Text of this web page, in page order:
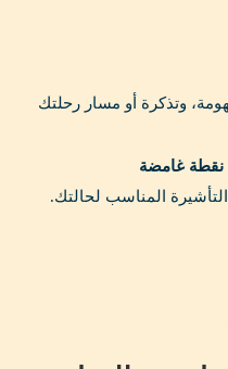
وتذكرة أو مسار رحلتك
نقطة غامضة
المناسب لحالتك.